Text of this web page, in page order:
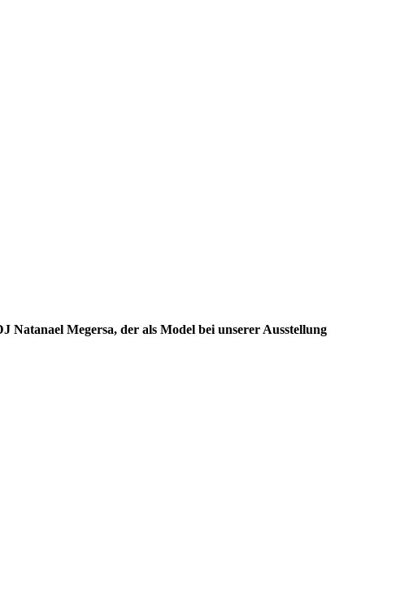
Natanael Megersa, der als Model bei unserer Ausstellung